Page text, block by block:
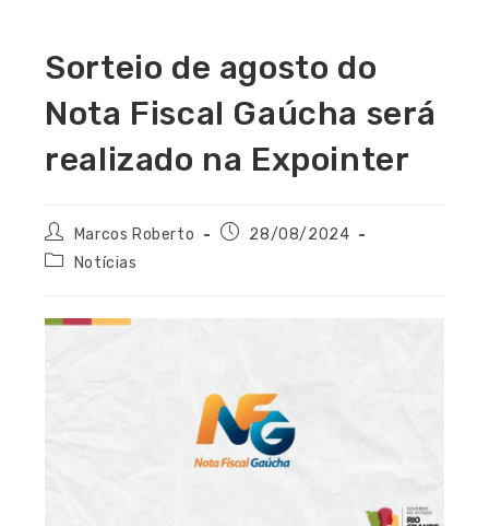
Sorteio de agosto do
Nota Fiscal Gaúcha será
realizado na Expointer
Marcos Roberto
28/08/2024
Notícias